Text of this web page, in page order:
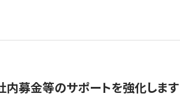
内募金等のサポートを強化します